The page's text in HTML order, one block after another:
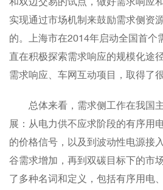
实现通过市场机制来鼓励需求侧资
的。上海市在2014年启动全国首个
直在积极探索需求响应的规模化途
需求响应、车网互动项目，取得了
总体来看，需求侧工作在我国
展：从电力供不应求阶段的有序用
的价格信号，以及到波动性电源接
谷需求增加，再到双碳目标下的市
了多种名词和定义，包括有序用电